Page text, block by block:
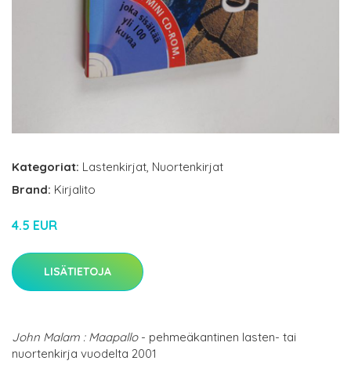
Kategoriat: Lastenkirjat, Nuortenkirjat
Brand: Kirjalito
4.5 EUR
LISÄTIETOJA
John Malam : Maapallo- pehmeäkantinen lasten- tai
nuortenkirja vuodelta 2001